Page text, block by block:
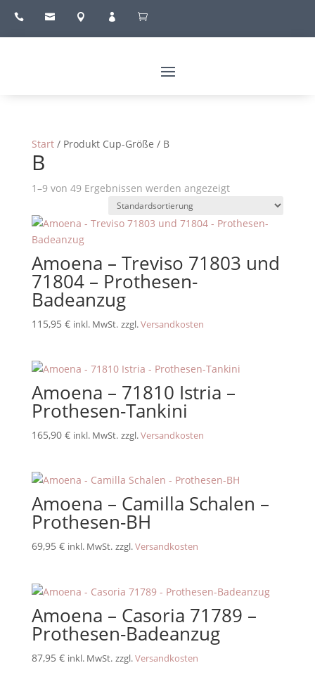
    
Start/ Produkt Cup-Größe / B
B
1–9 von 49 Ergebnissen werden angezeigt
Amoena – Treviso 71803 und
71804 – Prothesen-
Badeanzug
115,95 € inkl. MwSt. zzgl.Versandkosten
Amoena – 71810 Istria –
Prothesen-Tankini
165,90 € inkl. MwSt. zzgl.Versandkosten
Amoena – Camilla Schalen –
Prothesen-BH
69,95 € inkl. MwSt. zzgl.Versandkosten
Amoena – Casoria 71789 –
Prothesen-Badeanzug
87,95 € inkl. MwSt. zzgl.Versandkosten